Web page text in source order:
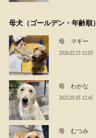
母犬（ゴールデン・年齢順）
母 マギー
2026.02.15 11:03
母 わかな
2025.05.05 12:45
母 むつみ